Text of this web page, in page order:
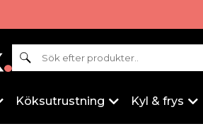
Sök
Köksutrustning Kyl & frys